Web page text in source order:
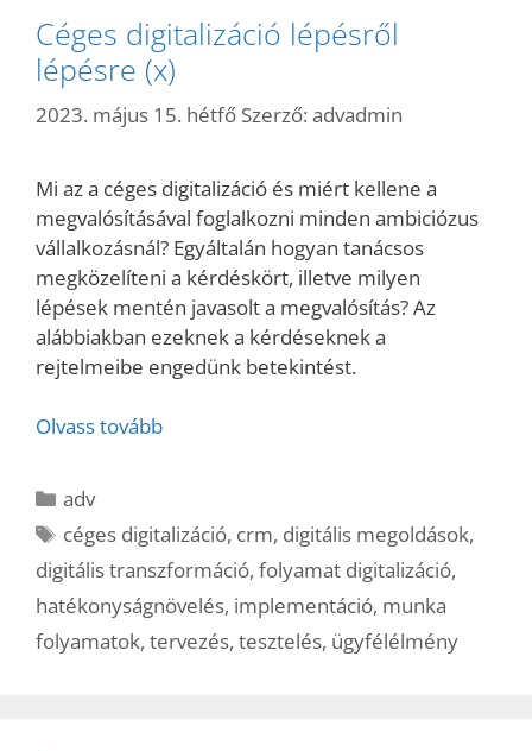
Céges digitalizáció lépésről
lépésre (x)
2023. május 15. hétfő Szerző: advadmin
Mi az a céges digitalizáció és miért kellene a
megvalósításával foglalkozni minden ambiciózus
vállalkozásnál? Egyáltalán hogyan tanácsos
megközelíteni a kérdéskört, illetve milyen
lépések mentén javasolt a megvalósítás? Az
alábbiakban ezeknek a kérdéseknek a
rejtelmeibe engedünk betekintést.
Olvass tovább
Kategória
adv
Címkék
céges digitalizáció, crm, digitális megoldások,
digitális transzformáció, folyamat digitalizáció,
hatékonyságnövelés, implementáció, munka
folyamatok, tervezés, tesztelés, ügyfélélmény